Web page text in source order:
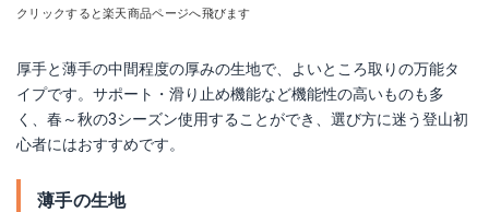
クリックすると楽天商品ページへ飛びます
厚手と薄手の中間程度の厚みの生地で、よいところ取りの万能タ
イプです。サポート・滑り止め機能など機能性の高いものも多
く、春～秋の3シーズン使用することができ、選び方に迷う登山初
心者にはおすすめです。
薄手の生地